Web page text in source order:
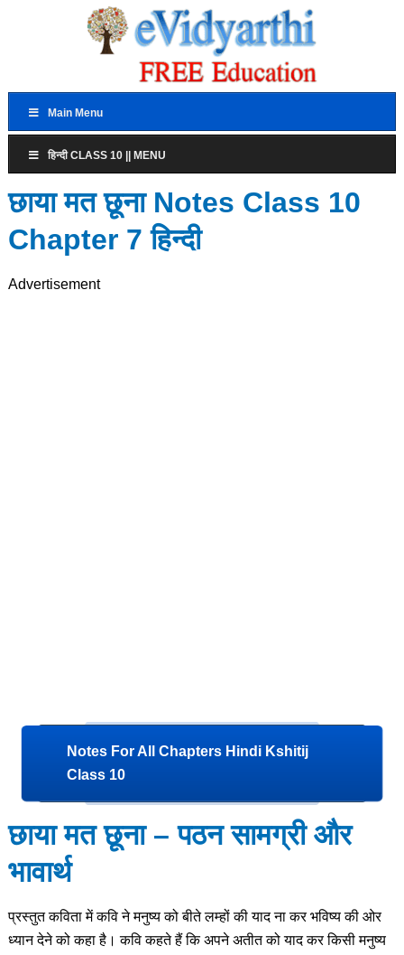
Main Menu
हिन्दी CLASS 10 || MENU
छाया मत छूना Notes Class 10
Chapter 7 हिन्दी
Advertisement
Notes For All Chapters Hindi Kshitij
Class 10
छाया मत छूना – पठन सामग्री और
भावार्थ
प्रस्तुत कविता में कवि ने मनुष्य को बीते लम्हों की याद ना कर भविष्य की ओर
ध्यान देने को कहा है। कवि कहते हैं कि अपने अतीत को याद कर किसी मनुष्य